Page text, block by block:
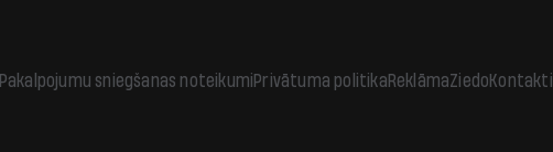
Pakalpojumu sniegšanas noteikumiPrivātuma politikaReklāmaZiedoKontakti